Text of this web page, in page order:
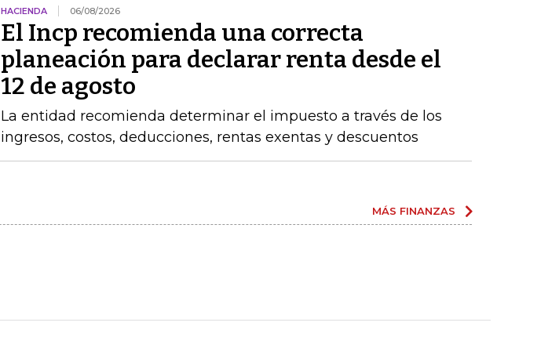
HACIENDA 06/08/2026
El Incp recomienda una correcta
planeación para declarar renta desde el
12 de agosto
La entidad recomienda determinar el impuesto a través de los
ingresos, costos, deducciones, rentas exentas y descuentos
MÁS FINANZAS